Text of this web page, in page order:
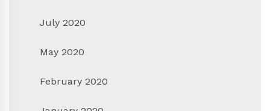
July 2020
May 2020
February 2020